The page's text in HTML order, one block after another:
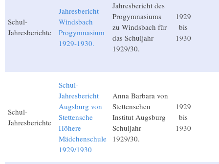
Schul-
Jahresberichte
Jahresbericht
Windsbach
Progymnasium
1929-1930.
Jahresbericht des
Progymnasiums
zu Windsbach für
das Schuljahr
1929/30.
1929
bis
1930
Schul-
Jahresberichte
Schul-
Jahresbericht
Augsburg von
Stettensche
Höhere
Mädchenschule
1929/1930
Anna Barbara von
Stettenschen
Institut Augsburg
Schuljahr
1929/30.
1929
bis
1930